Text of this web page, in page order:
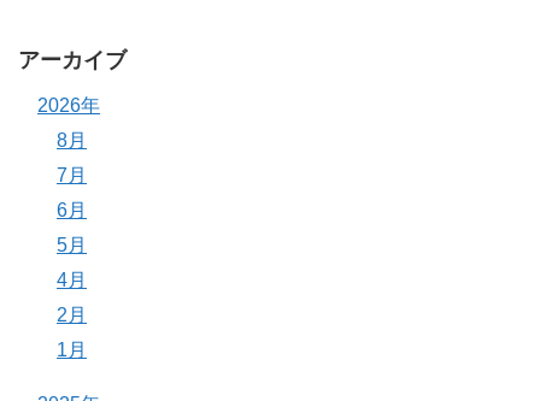
アーカイブ
2026年
8月
7月
6月
5月
4月
2月
1月